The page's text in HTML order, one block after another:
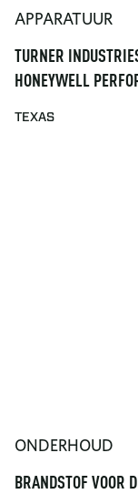
APPARATUUR
TURNER
HONEYWELL
TEXAS
ONDERHOUD
BRANDSTOF VOOR